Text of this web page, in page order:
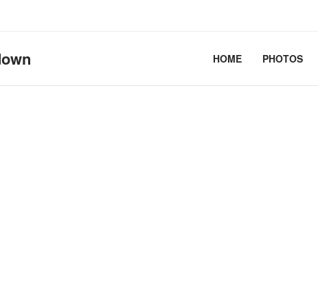
d69bffeef052 6.12.41+deb13-cloud-amd64 #1
HOME PHOTOS